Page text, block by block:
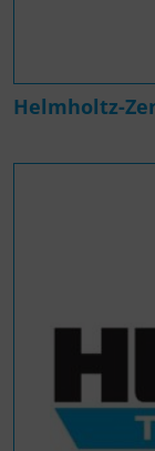
Helmholtz-